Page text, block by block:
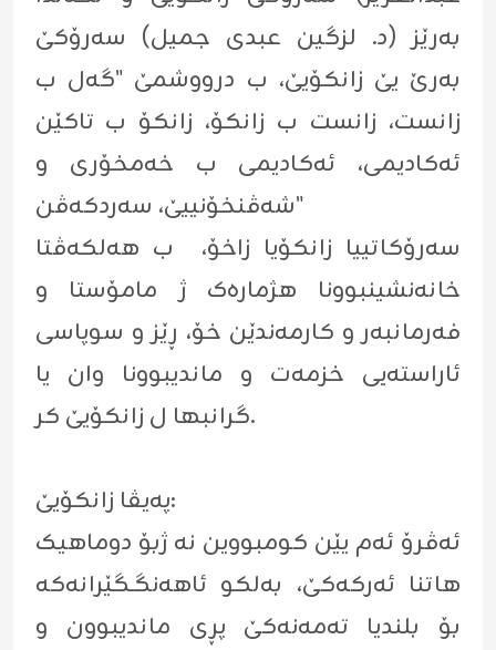
بەرێز (د. لزگین عبدی جمیل) سەرۆکێ
بەرێ یێ زانکۆیێ، ب درووشمێ "گه‌ل ب
زانست، زانست ب زانكۆ، زانكۆ ب تاكێن
ئه‌كاديمى، ئه‌كاديمى ب خه‌مخۆرى و
شه‌ڤنخۆنييێ، سه‌ردكه‌ڤن"
سه‌رۆكاتييا زانكۆيا زاخۆ، ب هەلكەڤتا
خانەنشینبوونا هژمارەک ژ مامۆستا و
فەرمانبەر و کارمەندێن خۆ، ڕێز و سوپاسی
ئاراستەیی خزمەت و ماندیبوونا وان یا
گرانبها ل زانكۆیێ کر.
پەیڤا زانکۆیێ:
ئەڤرۆ ئەم یێن کومبووین نە ژبۆ دوماهیک
هاتنا ئەرکەکێ، بەلکو ئاهەنگـگێرانەکە
بۆ بلندیا تەمەنەکێ پڕی ماندیبوون و